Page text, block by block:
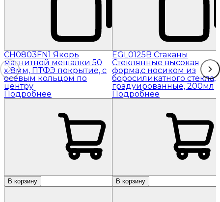
CH0803FN1 Якорь
магнитной мешалки 50
x 8мм, ПТФЭ покрытие, с
осевым кольцом по
центру
Подробнее
В корзину
EGL0125B Стаканы
Стеклянные высокая
форма,с носиком из
боросиликатного стекла,
градуированные, 200мл
Подробнее
В корзину